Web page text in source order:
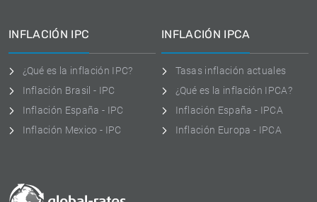
INFLACIÓN IPC
¿Qué es la inflación IPC?
Inflación Brasil - IPC
Inflación España - IPC
Inflación Mexico - IPC
INFLACIÓN IPCA
Tasas inflación actuales
¿Qué es la inflación IPCA?
Inflación España - IPCA
Inflación Europa - IPCA